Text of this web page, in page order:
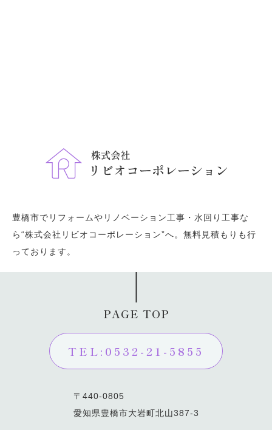
豊橋市でリフォームやリノベーション工事・水回り工事な
ら“株式会社リビオコーポレーション”へ。無料見積もりも行
っております。
PAGE TOP
TEL:0532-21-5855
〒440-0805
愛知県豊橋市大岩町北山387-3